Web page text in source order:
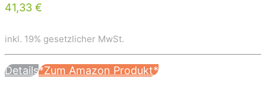
41,33 €
inkl. 19% gesetzlicher MwSt.
Details*Zum Amazon Produkt*